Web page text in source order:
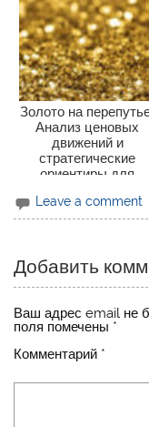
Золото на
Анализ ценовых
движений и
стратегические
ориентиры для
Leave a comment
Добавить
Ваш адрес email не
поля помечены *
Комментарий *